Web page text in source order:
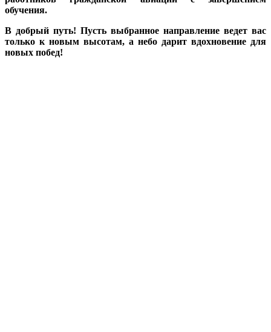
обучения.
В добрый путь! Пусть выбранное направление ведет вас
только к новым высотам, а небо дарит вдохновение для
новых побед!